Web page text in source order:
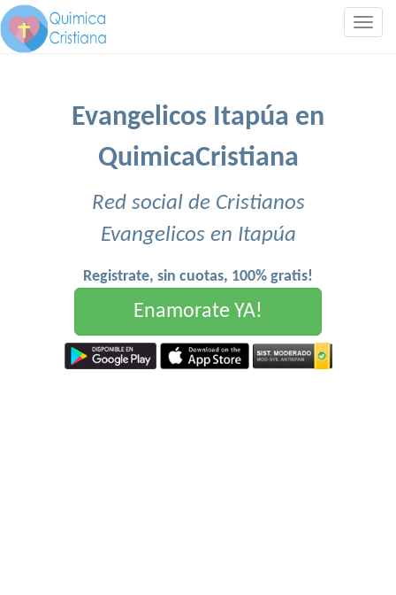
Evangelicos Itapúa en
QuimicaCristiana
Red social de Cristianos
Evangelicos en Itapúa
Registrate, sin cuotas, 100% gratis!
Enamorate YA!